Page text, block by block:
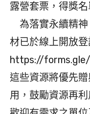
露營套票，得獎
為落實永續精神
材已於線上開放
https://forms.gle/
這些資源將優先
用，鼓勵資源再